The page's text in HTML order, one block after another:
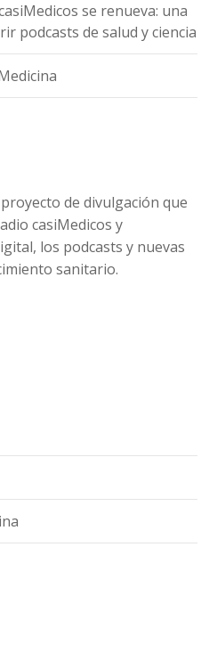
se renueva: una
podcasts de salud y ciencia
de divulgación que
casiMedicos y
los podcasts y nuevas
sanitario.